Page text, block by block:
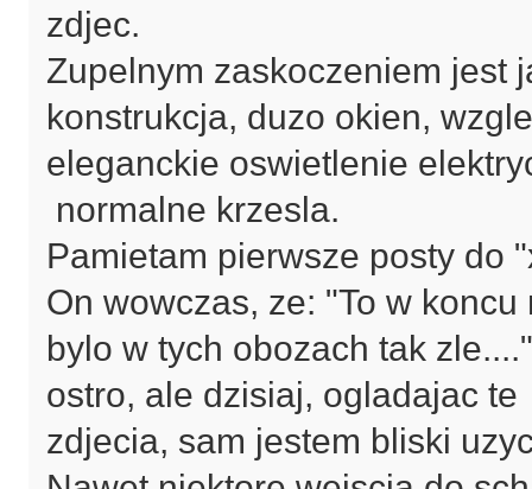
zdjec.
Zupelnym zaskoczeniem jest
konstrukcja, duzo okien,
eleganckie oswietlenie
normalne krzesla.
Pamietam pierwsze posty do
On wowczas, ze: "To w koncu
bylo w tych obozach tak
ostro, ale dzisiaj, ogladajac te
zdjecia, sam jestem bliski